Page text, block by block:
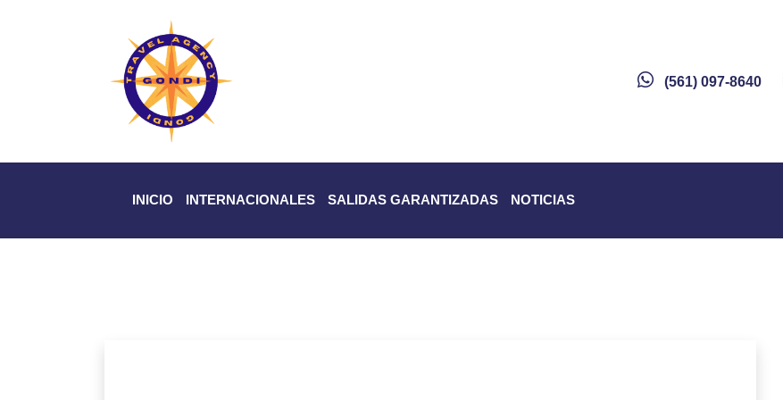
(561) 097-8640
INICIO INTERNACIONALES SALIDAS GARANTIZADAS NOTICIAS